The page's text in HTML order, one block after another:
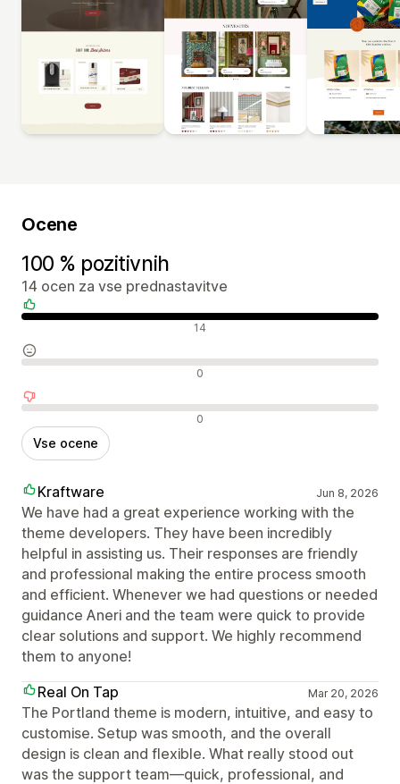
Ocene
100 % pozitivnih
14 ocen za vse prednastavitve
Pozitivne ocene 14
Nevtralne ocene 0
Negativne ocene 0
Vse ocene
Kraftware Jun 8, 2026
We have had a great experience working with the
theme developers. They have been incredibly
helpful in assisting us. Their responses are friendly
and professional making the entire process smooth
and efficient. Whenever we had questions or needed
guidance Aneri and the team were quick to provide
clear solutions and support. We highly recommend
them to anyone!
Real On Tap
Mar 20, 2026
The Portland theme is modern, intuitive, and easy to
customise. Setup was smooth, and the overall
design is clean and flexible. What really stood out
was the support team—quick, professional, and